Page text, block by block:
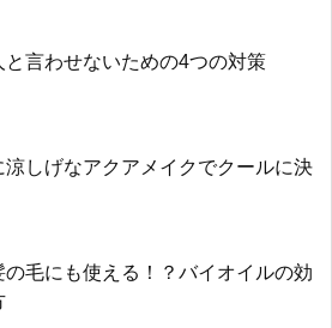
と言わせないための4つの対策
涼しげなアクアメイクでクールに決
の毛にも使える！？バイオイルの効